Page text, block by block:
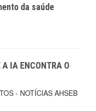
da saúde
A IA ENCONTRA O
- NOTÍCIAS AHSEB